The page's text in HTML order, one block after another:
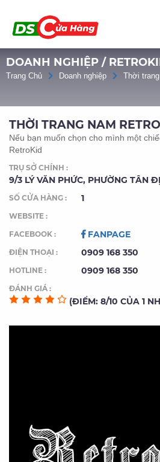
DOANH NGHIỆP /
Trang Chủ Doanh nghiệp Thời
THỜI TRANG NAM
Nếu bạn muốn chọn cho mình một
RetroKid
TRỤ SỞ CHÍNH :
9/3 LÝ VĂN PHỨC, PHƯỜNG TÂN
SỐ CỬA HÀNG : 1
WEBSITE :
FACEBOOK :
FANPAGE
ĐIỆN THOẠI : 0909 168 350
HOTLINE : 0909 168 350
ĐÁNH GIÁ :
(ĐIỂM: 8/10 CỦA 1